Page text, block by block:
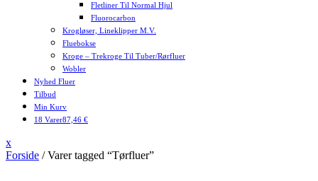
Fletliner Til Normal Hjul
Fluorocarbon
Krogløser, Lineklipper M.v.
Fluebokse
Kroge – Trekroge Til Tuber/rørfluer
Wobler
Nyhed Fluer
Tilbud
Min Kurv
18 Varer87,46 €
xClose
Menu
Forside / Varer tagged “Tørfluer”